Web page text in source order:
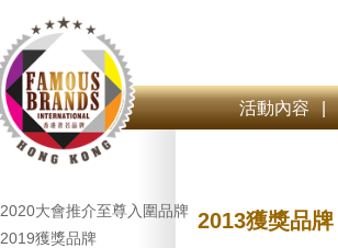
活動內容 |
2020大會推介至尊入圍品牌
2019獲獎品牌
2013獲獎品牌